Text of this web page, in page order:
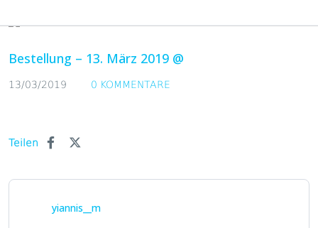
Bestellung – 13. März 2019 @
13/03/2019 0 KOMMENTARE
Teilen
yiannis__m